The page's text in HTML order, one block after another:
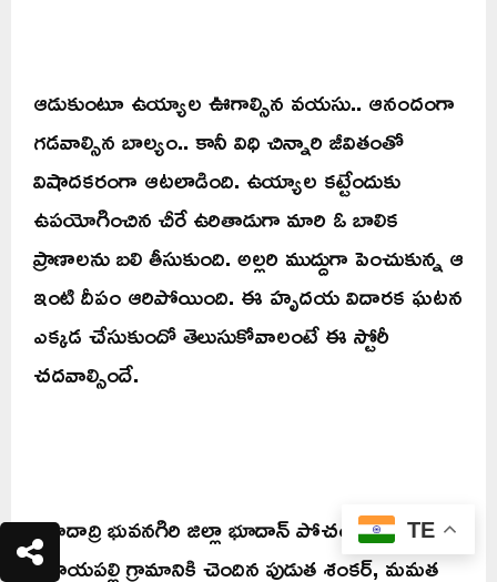
ఆడుకుంటూ ఉయ్యాల ఊగాల్సిన వయసు.. ఆనందంగా
గడవాల్సిన బాల్యం.. కానీ విధి చిన్నారి జీవితంతో
విషాదకరంగా ఆటలాడింది. ఉయ్యాల కట్టేందుకు
ఉపయోగించిన చీరే ఉరితాడుగా మారి ఓ బాలిక
ప్రాణాలను బలి తీసుకుంది. అల్లరి ముద్దుగా పెంచుకున్న ఆ
ఇంటి దీపం ఆరిపోయింది. ఈ హృదయ విదారక ఘటన
ఎక్కడ చేసుకుందో తెలుసుకోవాలంటే ఈ స్టోరీ
చదవాల్సిందే.
యాదాద్రి భువనగిరి జిల్లా భూదాన్ పోచంపల్లి మండలం
కప్రాయపల్లి గ్రామానికి చెందిన పుడుత శంకర్, మమత
TE